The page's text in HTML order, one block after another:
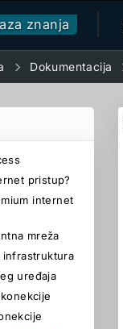
znanja
Dokumentacija
pristup?
internet
mreža
infrastruktura
uređaja